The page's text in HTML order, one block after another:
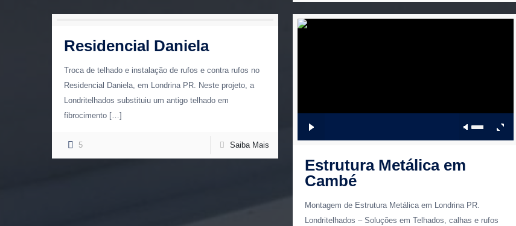
Residencial Daniela
Troca de telhado e instalação de rufos e contra rufos no
Residencial Daniela, em Londrina PR. Neste projeto, a
Londritelhados substituiu um antigo telhado em
fibrocimento […]
5 Saiba Mais
Estrutura Metálica em
Cambé
Montagem de Estrutura Metálica em Londrina PR.
Londritelhados – Soluções em Telhados, calhas e rufos